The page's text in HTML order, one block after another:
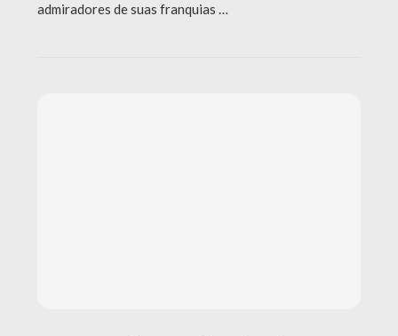
admiradores de suas franquias …